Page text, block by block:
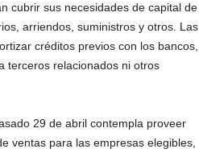
cubrir sus necesidades de capital de
arriendos, suministros y otros. Las
créditos previos con los bancos,
terceros relacionados ni otros
29 de abril contempla proveer
ventas para las empresas elegibles,